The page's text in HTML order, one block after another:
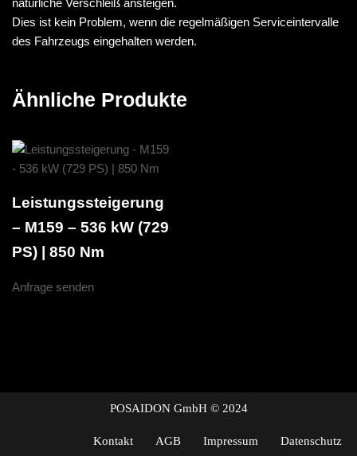
natürliche Verschleiß ansteigen.
Dies ist kein Problem, wenn die regelmäßigen Serviceintervalle
des Fahrzeugs eingehalten werden.
Ähnliche Produkte
Leistungssteigerung
– M159 – 536 kW (729
PS) | 850 Nm
Anfrage senden
POSAIDON GmbH © 2024
Kontakt AGB Impressum
Datenschutz